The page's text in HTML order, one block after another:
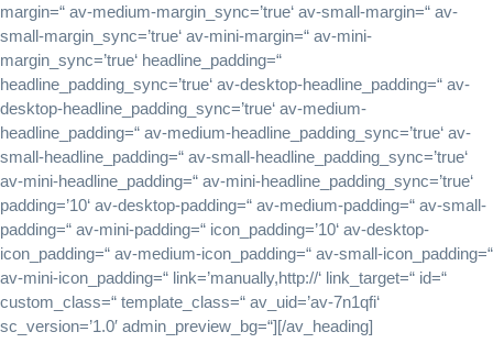
margin=“ av-medium-margin_sync=’true‘ av-small-margin=“ av-
small-margin_sync=’true‘ av-mini-margin=“ av-mini-
margin_sync=’true‘ headline_padding=“
headline_padding_sync=’true‘ av-desktop-headline_padding=“ av-
desktop-headline_padding_sync=’true‘ av-medium-
headline_padding=“ av-medium-headline_padding_sync=’true‘ av-
small-headline_padding=“ av-small-headline_padding_sync=’true‘
av-mini-headline_padding=“ av-mini-headline_padding_sync=’true‘
padding=’10‘ av-desktop-padding=“ av-medium-padding=“ av-small-
padding=“ av-mini-padding=“ icon_padding=’10‘ av-desktop-
icon_padding=“ av-medium-icon_padding=“ av-small-icon_padding=“
av-mini-icon_padding=“ link=’manually,http://‘ link_target=“ id=“
custom_class=“ template_class=“ av_uid=’av-7n1qfi‘
sc_version=’1.0′ admin_preview_bg=“][/av_heading]